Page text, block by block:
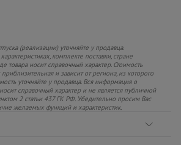
(реализации) уточняйте у продавца.
комплекте поставки, стране
товара носит справочный характер. Стоимость
приблизительная и зависит от региона, из которого
уточняйте у продавца. Вся информация о
справочный характер и не является публичной
2 статьи 437 ГК РФ. Убедительно просим Вас
желаемых функций и характеристик.